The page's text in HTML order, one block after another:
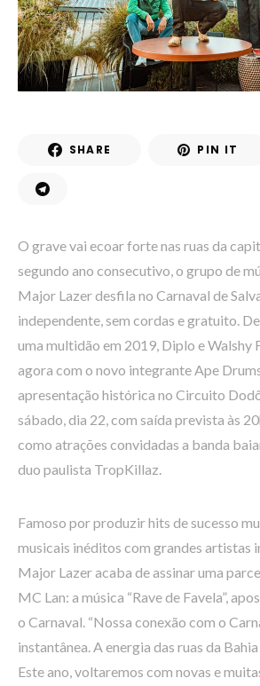
SHARE PIN IT
O grave vai ecoar forte nas ruas da
segundo ano consecutivo, o grupo de
Major Lazer desfila no Carnaval de
independente, sem cordas e gratuito.
uma multidão em 2019, Diplo e Walshy
agora com o novo integrante Ape
apresentação histórica no Circuito
sábado, dia 22, com saída prevista às
como atrações convidadas a banda
duo paulista TropKillaz.
Famoso por produzir hits de sucesso
musicais inéditos com grandes artistas
Major Lazer acaba de assinar uma
MC Lan: a música “Rave de Favela”,
o Carnaval. “Nossa conexão com o
instantânea. A energia das ruas da
Este ano, voltaremos com novas e